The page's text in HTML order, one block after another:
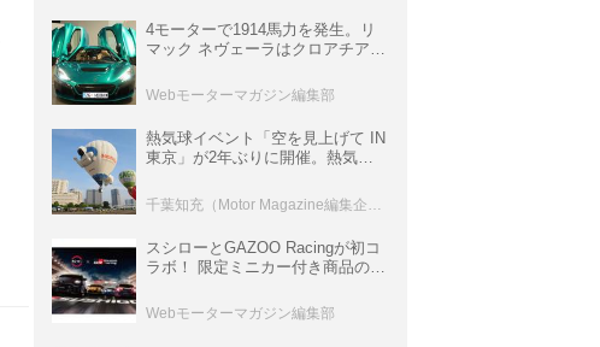
4モーターで1914馬力を発生。リ
マック ネヴェーラはクロアチア発
ロニクル・完全版／115】
Webモーターマガジン編集部
熱気球イベント「空を見上げて IN
東京」が2年ぶりに開催。熱気球
室などのコンテンツも
スシローとGAZOO Racingが初コ
ラボ！ 限定ミニカー付き商品の
ト体験があたる抽選企画などを展
開
Webモーターマガジン編集部